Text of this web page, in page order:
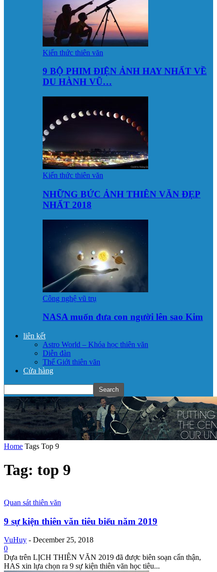
Kiến thức thiên văn
9 BỘ PHIM ĐIỆN ẢNH HAY NHẤT VỀ
DU HÀNH VŨ…
Kiến thức thiên văn
NHỮNG BỨC ẢNH THIÊN VĂN ĐẸP
NHẤT 2018
Công nghệ vũ trụ
NASA muốn đưa con người lên sao Kim
liên kết
Astro World – Khóa học thiên văn
Diễn đàn
Thế Giới thiên văn
Cửa hàng
Home Tags Top 9
Tag: top 9
Quan sát thiên văn
9 sự kiện thiên văn tiêu biểu năm 2019
VuHuy - December 25, 2018
0
Dựa trên LỊCH THIÊN VĂN 2019 đã được biên soạn cẩn thận,
HAS xin lựa chọn ra 9 sự kiện thiên văn học tiêu...